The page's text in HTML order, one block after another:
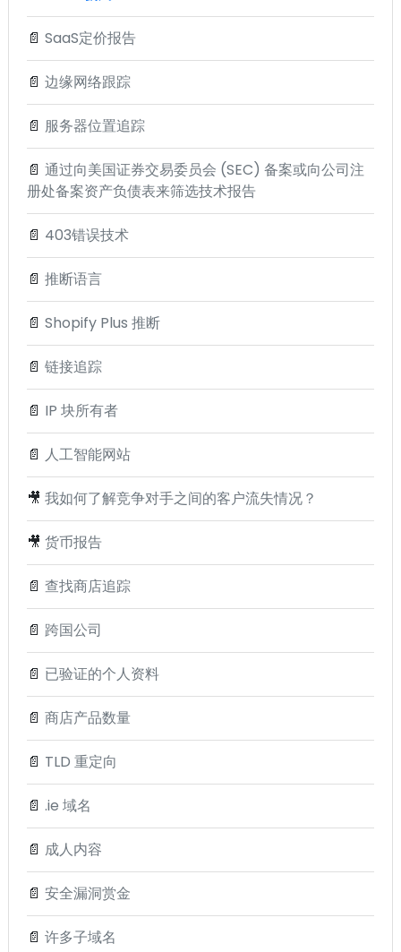
📄 SaaS定价报告
📄 边缘网络跟踪
📄 服务器位置追踪
📄 通过向美国证券交易委员会 (SEC) 备案或向公司注
册处备案资产负债表来筛选技术报告
📄 403错误技术
📄 推断语言
📄 Shopify Plus 推断
📄 链接追踪
📄 IP 块所有者
📄 人工智能网站
🎥 我如何了解竞争对手之间的客户流失情况？
🎥 货币报告
📄 查找商店追踪
📄 跨国公司
📄 已验证的个人资料
📄 商店产品数量
📄 TLD 重定向
📄 .ie 域名
📄 成人内容
📄 安全漏洞赏金
📄 许多子域名